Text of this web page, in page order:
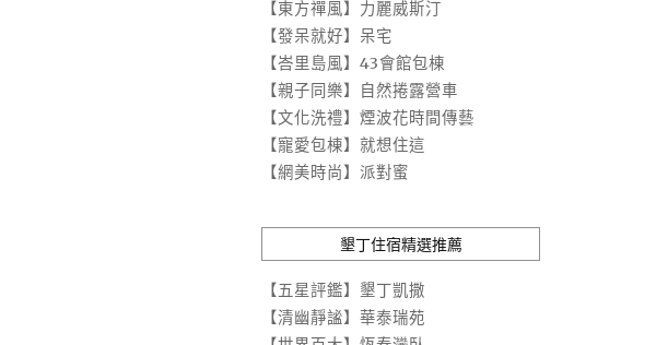
【東方禪風】力麗威斯汀
【發呆就好】呆宅
【峇里島風】43會館包棟
【親子同樂】自然捲露營車
【文化洗禮】煙波花時間傳藝
【寵愛包棟】就想住這
【網美時尚】派對蜜
墾丁住宿精選推薦
【五星評鑑】墾丁凱撒
【清幽靜謐】華泰瑞苑